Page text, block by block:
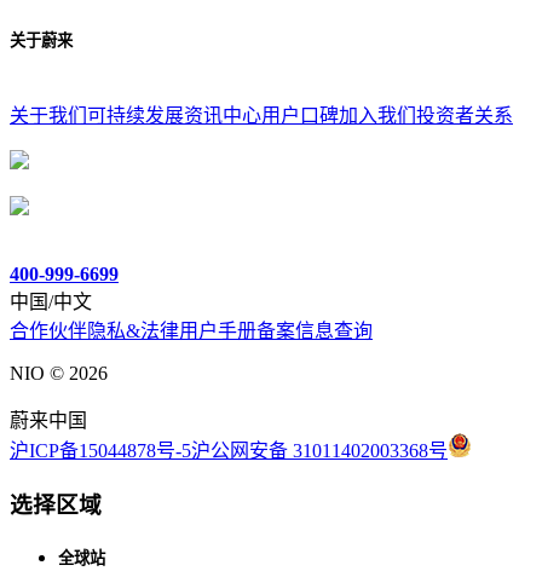
关于蔚来
关于我们 可持续发展资讯中心用户口碑加入我们 投资者关系
400-999-6699
中国/中文
合作伙伴隐私&法律用户手册备案信息查询
NIO © 2026
蔚来中国
沪ICP备15044878号-5沪公网安备 31011402003368号
选择区域
全球站